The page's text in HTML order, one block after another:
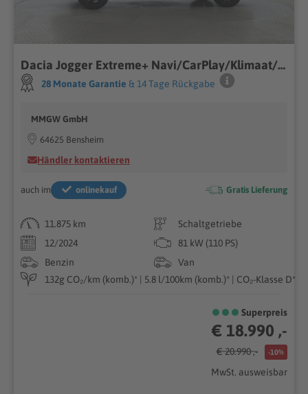
Dacia Jogger Extreme+ Navi/CarPlay/Klimaat/SHZ/Spurwec
28 Monate Garantie & 14 Tage Rückgabe
MMGW GmbH
64625 Bensheim
Händler kontaktieren
auch im onlinekauf Gratis Lieferung
11.875 km
Schaltgetriebe
12/2024
81 kW (110 PS)
Benzin
Van
132g CO₂/km (komb.)* | 5.8 l/100km (komb.)* | CO₂-Klasse D*
Superpreis
€ 18.990 ,-
€ 20.990 ,- -10%
MwSt. ausweisbar